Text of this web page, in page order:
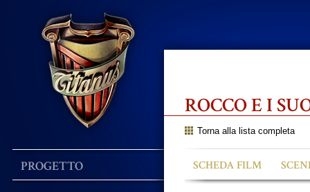
PROGETTO
ROCCO E I
Torna alla lista completa
SCHEDA FILM